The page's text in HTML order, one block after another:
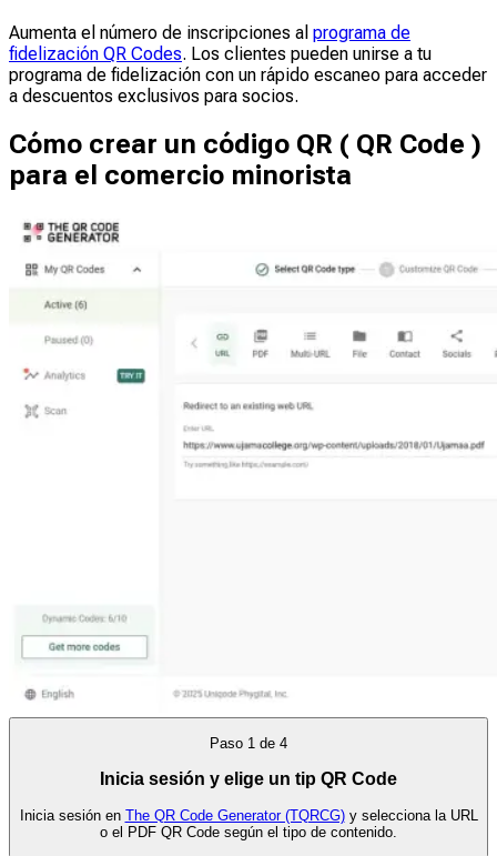
Aumenta el número de inscripciones al programa de
fidelización QR Codes. Los clientes pueden unirse a tu
programa de fidelización con un rápido escaneo para acceder
a descuentos exclusivos para socios.
Cómo crear un código QR ( QR Code )
para el comercio minorista
Paso 1 de 4
Inicia sesión y elige un tip QR Code
Inicia sesión en The QR Code Generator (TQRCG)y selecciona la URL
o el PDF QR Code según el tipo de contenido.